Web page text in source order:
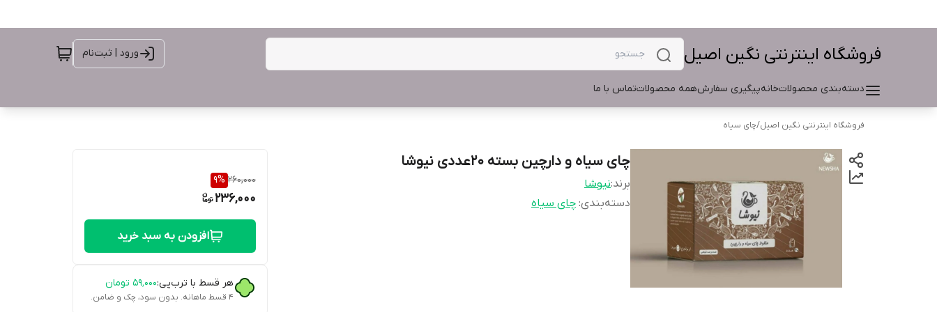
فروشگاه اینترنتی نگین اصیل ورود | ثبت‌نام
دسته‌بندی محصولاتخانهپیگیری سفارشهمه محصولاتتماس با ما
فروشگاه اینترنتی نگین اصیل/چای سیاه
چای سیاه و دارچین بسته 20عددی نیوشا
برند:نیوشا
دسته‌بندی: چای سیاه
260,000
9%
236,000
افزودن به سبد خرید
هر قسط با ترب‌پی:۵۹٬۰۰۰ تومان
۴ قسط ماهانه. بدون سود، چک و ضامن.